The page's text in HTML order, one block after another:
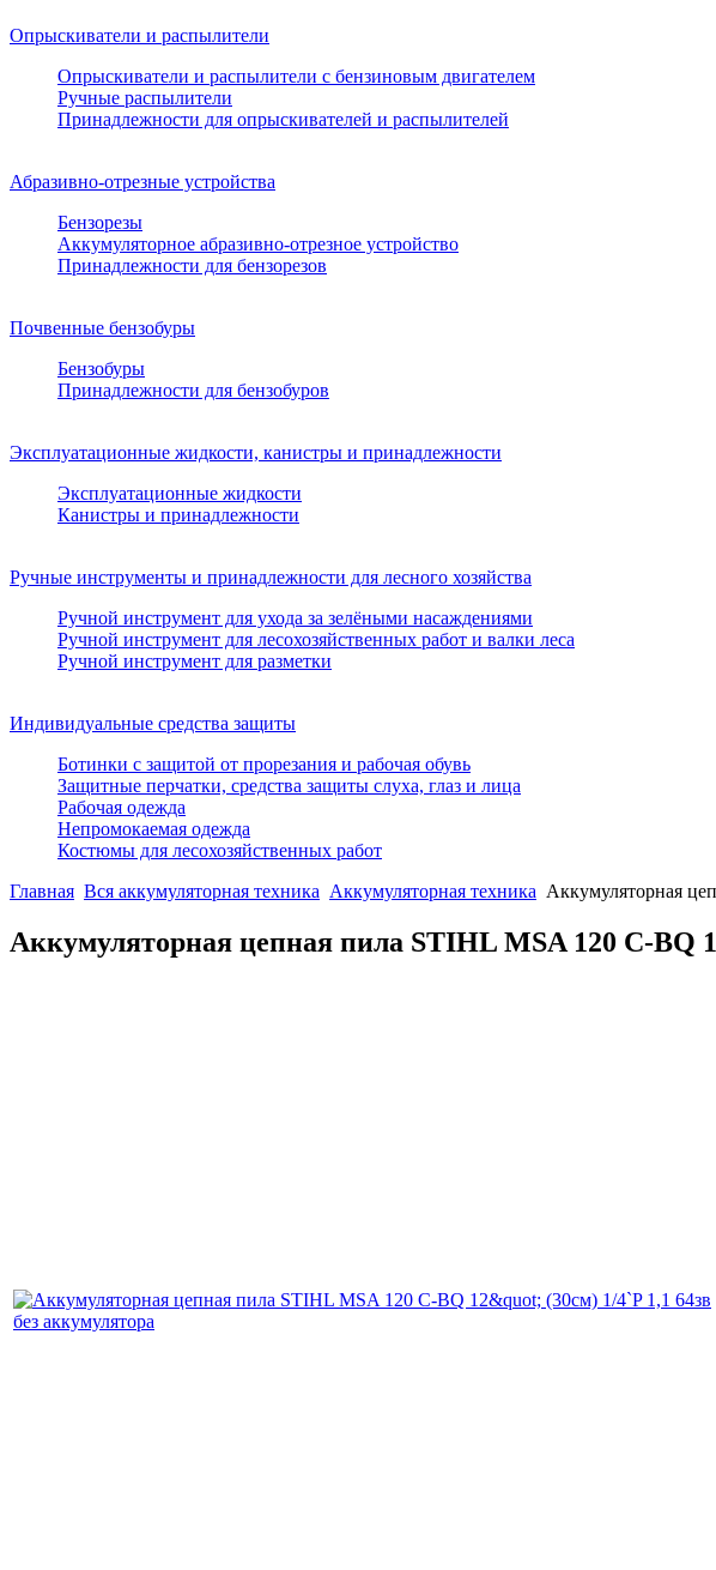
Опрыскиватели и распылители
Опрыскиватели и распылители с бензиновым двигателем
Ручные распылители
Принадлежности для опрыскивателей и распылителей
Абразивно-отрезные устройства
Бензорезы
Аккумуляторное абразивно-отрезное устройство
Принадлежности для бензорезов
Почвенные бензобуры
Бензобуры
Принадлежности для бензобуров
Эксплуатационные жидкости, канистры и принадлежности
Эксплуатационные жидкости
Канистры и принадлежности
Ручные инструменты и принадлежности для лесного хозяйства
Ручной инструмент для ухода за зелёными насаждениями
Ручной инструмент для лесохозяйственных работ и валки леса
Ручной инструмент для разметки
Индивидуальные средства защиты
Ботинки с защитой от прорезания и рабочая обувь
Защитные перчатки, средства защиты слуха, глаз и лица
Рабочая одежда
Непромокаемая одежда
Костюмы для лесохозяйственных работ
Главная Вся аккумуляторная техника Аккумуляторная техника Аккумуляторная
Аккумуляторная цепная пила STIHL MSA 120 C-BQ